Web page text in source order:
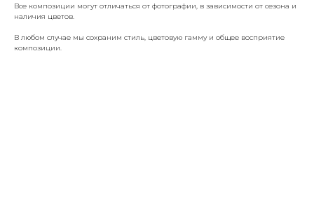
Все композиции могут отличаться от фотографии, в зависимости от сезона и
наличия цветов.
В любом случае мы сохраним стиль, цветовую гамму и общее восприятие
композиции.